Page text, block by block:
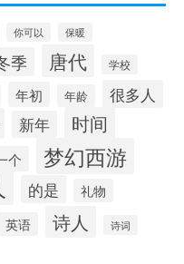
你可以 保暖
季 唐代 学校
年初 年龄 很多人
新年 时间
个 梦幻西游
的是 礼物
英语 诗人 诗词